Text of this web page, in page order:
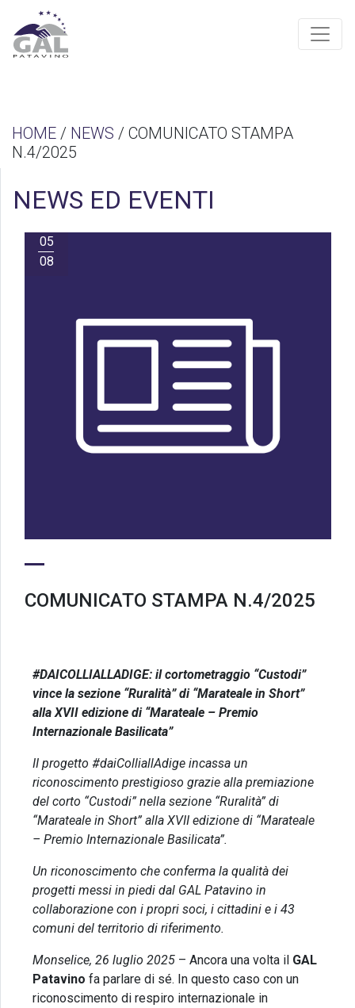
HOME / NEWS / COMUNICATO STAMPA
N.4/2025
NEWS ED EVENTI
05
08
COMUNICATO STAMPA N.4/2025
#DAICOLLIALLADIGE: il cortometraggio “Custodi”
vince la sezione “Ruralità” di “Marateale in Short”
alla XVII edizione di “Marateale – Premio
Internazionale Basilicata”
II progetto #daiColliallAdige incassa un
riconoscimento prestigioso grazie alla premiazione
del corto “Custodi” nella sezione “Ruralità” di
“Marateale in Short” alla XVII edizione di “Marateale
– Premio Internazionale Basilicata”.
Un riconoscimento che conferma la qualità dei
progetti messi in piedi dal GAL Patavino in
collaborazione con i propri soci, i cittadini e i 43
comuni del territorio di riferimento.
Monselice, 26 luglio 2025 – Ancora una volta il GAL
Patavino fa parlare di sé. In questo caso con un
riconoscimento di respiro internazionale in